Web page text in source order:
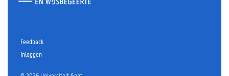
Feedback
Inloggen